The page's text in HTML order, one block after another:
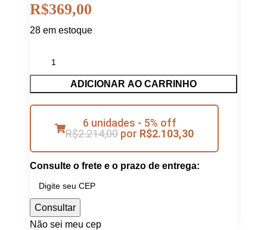
R$369,00
28 em estoque
ADICIONAR AO CARRINHO
6 unidades - 5% off
R$2.214,00 por R$2.103,30
Consulte o frete e o prazo de entrega:
Consultar
Não sei meu cep